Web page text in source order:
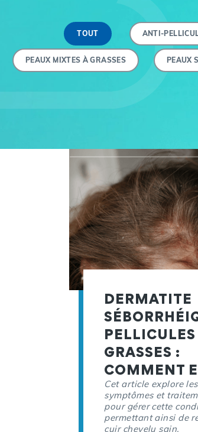
TOUT ANTI-
PEAUX MIXTES À GRASSES PEAUX
DERMATITE
PELLICULES
GRASSES :
COMMENT
VENIR À
Cet article explore
symptômes et
pour gérer cette
permettant ainsi de
cuir chevelu sain.